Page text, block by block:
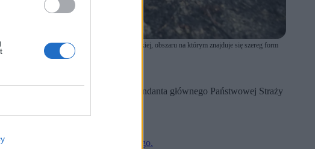
popołudniowych na terenie Puszczy Solskiej, obszaru na którym znajduje się szereg form
/ PAP)
Sierpatowski, zastępca komendanta głównego Państwowej Straży
przyrodniczo kompleksu leśnego.